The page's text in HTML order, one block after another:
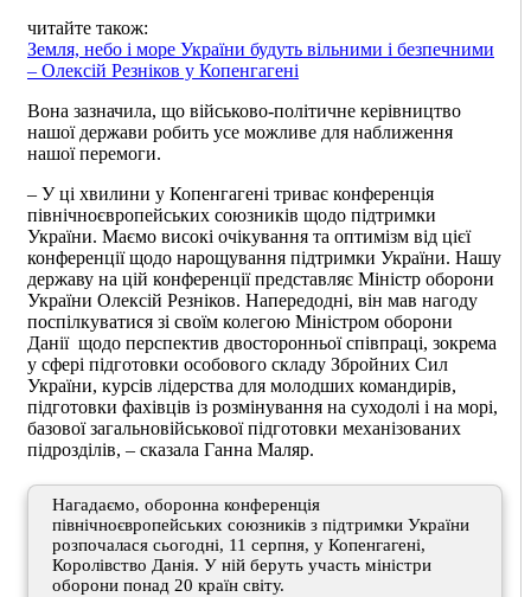
читайте також:
Земля, небо і море України будуть вільними і безпечними
– Олексій Резніков у Копенгагені
Вона зазначила, що військово-політичне керівництво
нашої держави робить усе можливе для наближення
нашої перемоги.
– У ці хвилини у Копенгагені триває конференція
північноєвропейських союзників щодо підтримки
України. Маємо високі очікування та оптимізм від цієї
конференції щодо нарощування підтримки України. Нашу
державу на цій конференції представляє Міністр оборони
України Олексій Резніков. Напередодні, він мав нагоду
поспілкуватися зі своїм колегою Міністром оборони
Данії щодо перспектив двосторонньої співпраці, зокрема
у сфері підготовки особового складу Збройних Сил
України, курсів лідерства для молодших командирів,
підготовки фахівців із розмінування на суходолі і на морі,
базової загальновійськової підготовки механізованих
підрозділів, – сказала Ганна Маляр.
Нагадаємо, оборонна конференція
північноєвропейських союзників з підтримки України
розпочалася сьогодні, 11 серпня, у Копенгагені,
Королівство Данія. У ній беруть участь міністри
оборони понад 20 країн світу.